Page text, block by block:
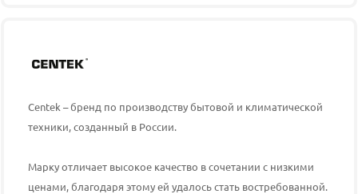
Centek – бренд по производству бытовой и климатической
техники, созданный в России.
Марку отличает высокое качество в сочетании с низкими
ценами, благодаря этому ей удалось стать востребованной.